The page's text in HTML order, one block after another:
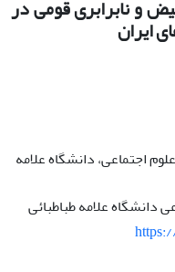
و نابرابری قومی در
ایران
اجتماعی، دانشگاه علامه
علامه طباطبائی